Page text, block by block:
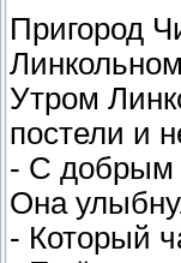
Пригород
Утром
постели и
- С добрым
Она
- Который